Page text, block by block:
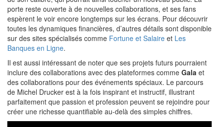
porte reste ouverte à de nouvelles collaborations, et ses fans
espèrent le voir encore longtemps sur les écrans. Pour découvrir
toutes les dynamiques financières, d’autres détails sont disponible
sur des sites spécialisés comme Fortune et Salaire et Les
Banques en Ligne.
Il est aussi intéressant de noter que ses projets futurs pourraient
inclure des collaborations avec des plateformes comme Gala et
des collaborations pour des événements spéciaux. Le parcours
de Michel Drucker est à la fois inspirant et instructif, illustrant
parfaitement que passion et profession peuvent se rejoindre pour
créer une richesse quantifiable au-delà des simples chiffres.